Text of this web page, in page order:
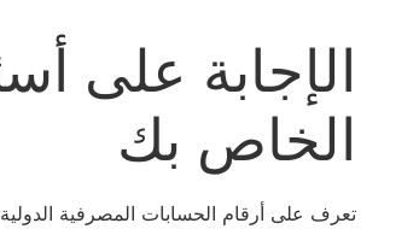
الخاص بك
تعرف على أرقام الحسابات المصرفية الدولية IBAN وكيف يمكنك التحقق من صحة رقمك